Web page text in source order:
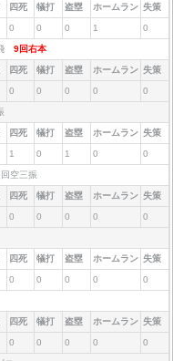
四死 犠打 盗塁 ホームラン 失策
0 0 0 1 0
9回右本
四死 犠打 盗塁 ホームラン 失策
0 0 0 0 0
四死 犠打 盗塁 ホームラン 失策
1 0 1 0 0
空三振
四死 犠打 盗塁 ホームラン 失策
0 0 0 0 0
四死 犠打 盗塁 ホームラン 失策
0 0 0 0 0
四死 犠打 盗塁 ホームラン 失策
0 0 0 0 0